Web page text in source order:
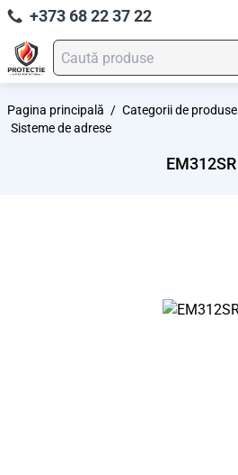
+373 68 22 37 22
Pagina principală / Categorii de produse
Sisteme de adrese
EM312SR